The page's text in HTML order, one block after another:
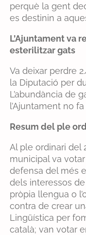
perquè la gent
es destinin a
L’Ajuntament va
esterilitzar gats
Va deixar perdre
la Diputació per
L’abundància de
l’Ajuntament no
Resum del ple
Al ple ordinari del
municipal va
defensa del més
dels interessos
pròpia llengua o
contra de crear
Lingüística per
català; van votar